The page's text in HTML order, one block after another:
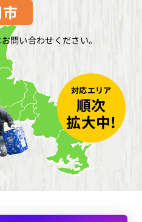
問い合わせください。
対応エリア
順次
拡大中!